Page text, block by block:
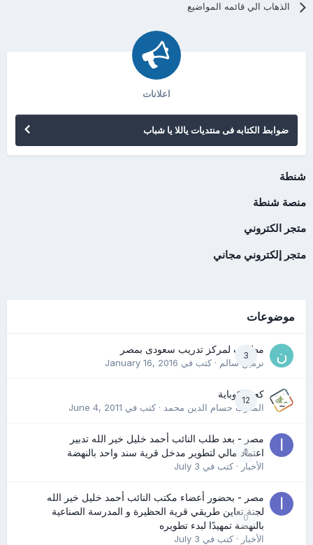
الذهاب الي قائمه المواضيع
اعلانات
ضوابط الكتابه فى منتديات ياللا يا شباب
شنطة
منصة شنطة
متجر الكتروني
متجر إلكتروني مجاني
موضوعات
3
مطلوب لمركز تدريب سعودى بمصر
نرمين سالم· كتب في January 16, 2016
12
كعب كوباية
المدرب حسام الدين محمد· كتب في June 4, 2011
0
مصر - بعد طلب النائب أحمد خليل خير الله تدبير
اعتماد مالي لتطوير مدخل قرية سند واحد بالنهضة
الأخبار· كتب في July 3
0
مصر - بحضور أعضاء مكتب النائب أحمد خليل خير الله
لجنة تعاين طريقي قرية الحظيرة و المدرسة الصناعية
بالنهضة تمهيدًا لبدء تطويره
الأخبار· كتب في July 3